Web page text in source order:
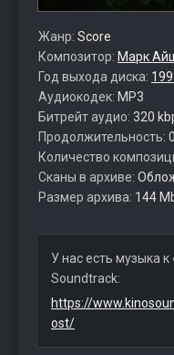
Жанр: Score
Композитор: Марк
Год выхода диска:
Аудиокодек: MP3
Битрейт аудио: 320
Продолжительность:
Количество
Сканы в архиве:
Размер архива: 144
У нас есть музыка
Soundtrack:
https://
ost/